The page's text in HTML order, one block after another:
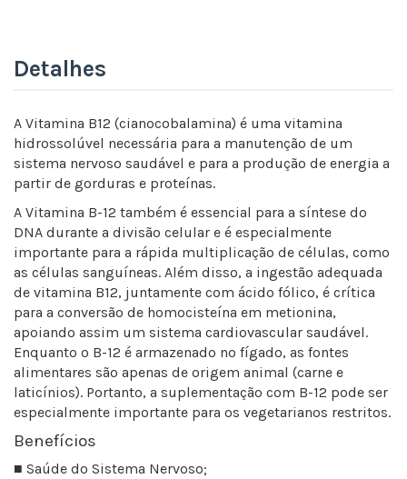
Detalhes
A Vitamina B12 (cianocobalamina) é uma vitamina
hidrossolúvel necessária para a manutenção de um
sistema nervoso saudável e para a produção de energia a
partir de gorduras e proteínas.
A Vitamina B-12 também é essencial para a síntese do
DNA durante a divisão celular e é especialmente
importante para a rápida multiplicação de células, como
as células sanguíneas. Além disso, a ingestão adequada
de vitamina B12, juntamente com ácido fólico, é crítica
para a conversão de homocisteína em metionina,
apoiando assim um sistema cardiovascular saudável.
Enquanto o B-12 é armazenado no fígado, as fontes
alimentares são apenas de origem animal (carne e
laticínios). Portanto, a suplementação com B-12 pode ser
especialmente importante para os vegetarianos restritos.
Benefícios
■ Saúde do Sistema Nervoso;